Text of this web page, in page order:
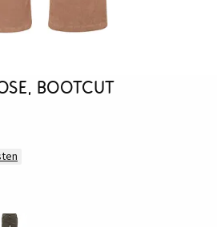
Bootcut